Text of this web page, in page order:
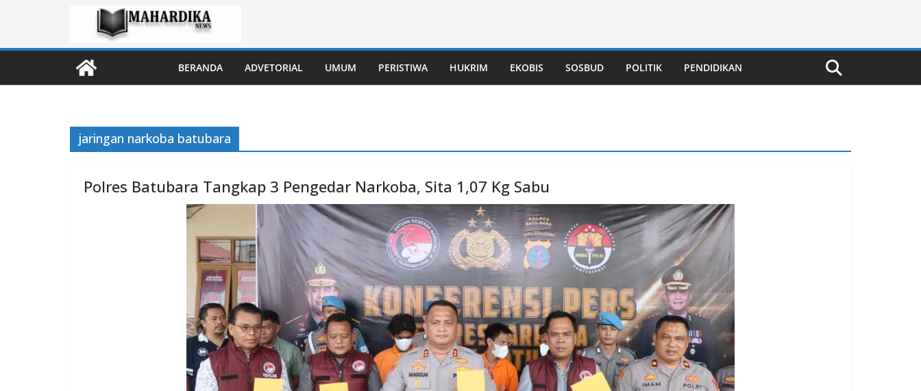
content
BERANDA ADVETORIAL UMUM PERISTIWA HUKRIM EKOBIS SOSBUD POLITIK PENDIDIKAN
jaringan narkoba batubara
Polres Batubara Tangkap 3 Pengedar Narkoba, Sita 1,07 Kg Sabu